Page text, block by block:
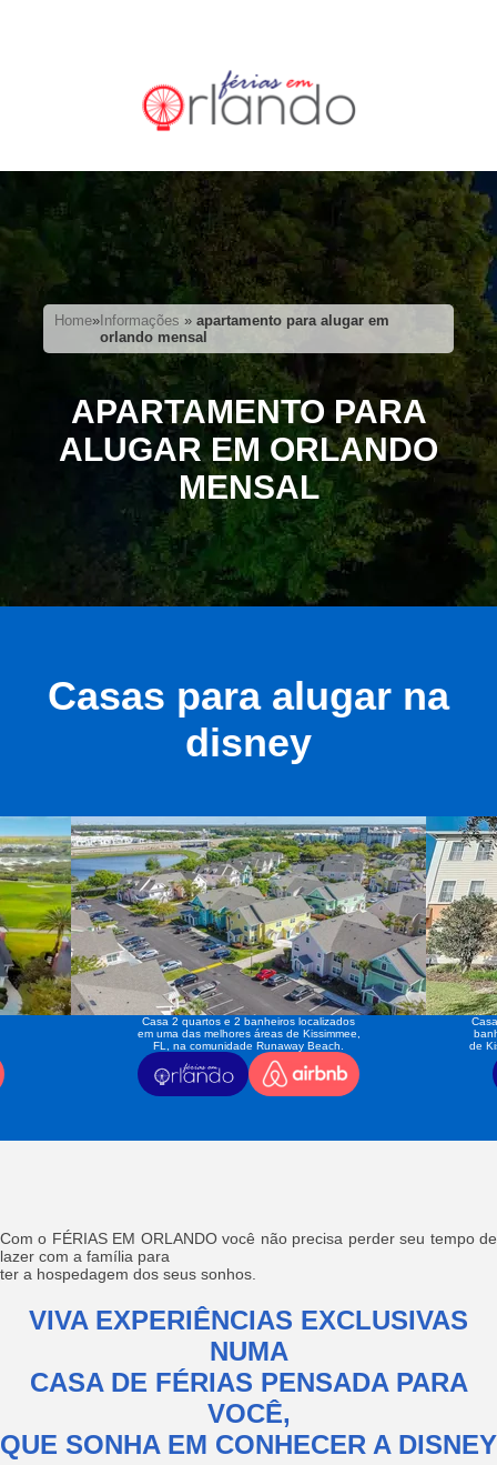
Home» Informações »apartamento para alugar em
orlando mensal
APARTAMENTO PARA
ALUGAR EM ORLANDO
MENSAL
Casas para alugar na
disney
Casa 2 quartos e 2 banheiros localizados
em uma das melhores áreas de Kissimmee,
FL, na comunidade Runaway Beach.
de
Com o FÉRIAS EM ORLANDO você não precisa perder seu tempo de
lazer com a família para
ter a hospedagem dos seus sonhos.
VIVA EXPERIÊNCIAS EXCLUSIVAS
NUMA
CASA DE FÉRIAS PENSADA PARA
VOCÊ,
QUE SONHA EM CONHECER A DISNEY